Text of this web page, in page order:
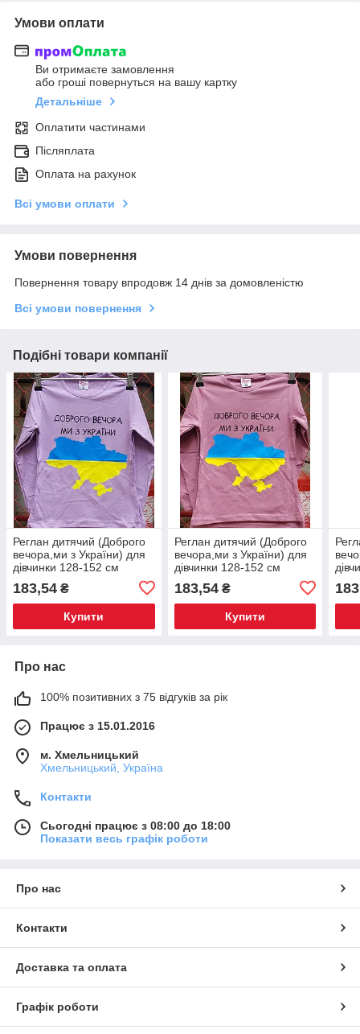
Умови оплати
Ви отримаєте замовлення
або гроші повернуться на вашу картку
Детальніше
Оплатити частинами
Післяплата
Оплата на рахунок
Всі умови оплати
Умови повернення
Повернення товару впродовж 14 днів за домовленістю
Всі умови повернення
Подібні товари компанії
Реглан дитячий (Доброго
вечора,ми з України) для
дівчинки 128-152 см
183,54 ₴
Купити
Реглан дитячий (Доброго
вечора,ми з України) для
дівчинки 128-152 см
183,54₴
Купити
Про нас
100% позитивних з 75 відгуків за рік
Працює з 15.01.2016
м. Хмельницький
Хмельницький, Україна
Контакти
Сьогодні працює з 08:00 до 18:00
Показати весь графік роботи
Про нас
Контакти
Доставка та оплата
Графік роботи